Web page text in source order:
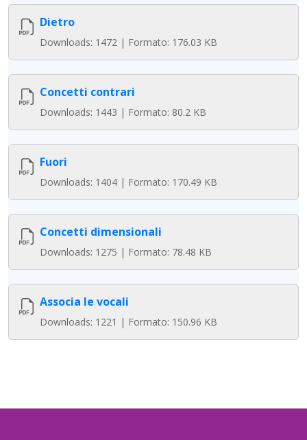
Dietro
Downloads: 1472 | Formato: 176.03 KB
Concetti contrari
Downloads: 1443 | Formato: 80.2 KB
Fuori
Downloads: 1404 | Formato: 170.49 KB
Concetti dimensionali
Downloads: 1275 | Formato: 78.48 KB
Associa le vocali
Downloads: 1221 | Formato: 150.96 KB